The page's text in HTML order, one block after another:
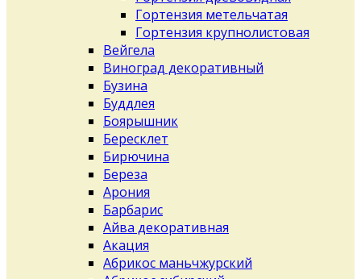
Гортензия метельчатая
Гортензия крупнолистовая
Вейгела
Виноград декоративный
Бузина
Буддлея
Боярышник
Бересклет
Бирючина
Береза
Арония
Барбарис
Айва декоративная
Акация
Абрикос маньчжурский